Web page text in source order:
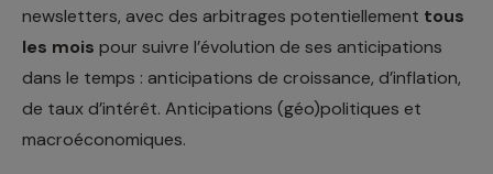
newsletters, avec des arbitrages potentiellement tous
les mois pour suivre l’évolution de ses anticipations
dans le temps : anticipations de croissance, d’inflation,
de taux d’intérêt. Anticipations (géo)politiques et
macroéconomiques.